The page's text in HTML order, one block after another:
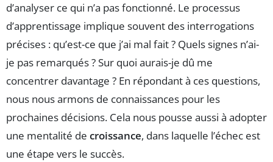
d’analyser ce qui n’a pas fonctionné. Le processus
d’apprentissage implique souvent des interrogations
précises : qu’est-ce que j’ai mal fait ? Quels signes n’ai-
je pas remarqués ? Sur quoi aurais-je dû me
concentrer davantage ? En répondant à ces questions,
nous nous armons de connaissances pour les
prochaines décisions. Cela nous pousse aussi à adopter
une mentalité de croissance, dans laquelle l’échec est
une étape vers le succès.